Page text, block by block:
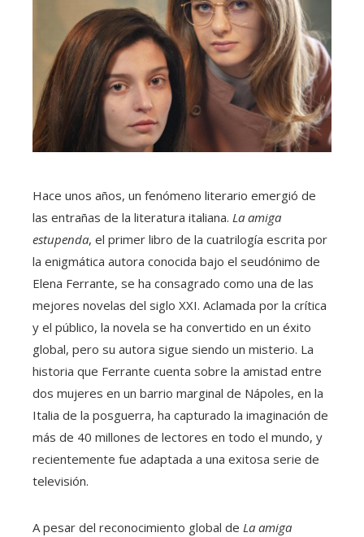
Hace unos años, un fenómeno literario emergió de
las entrañas de la literatura italiana. La amiga
estupenda, el primer libro de la cuatrilogía escrita por
la enigmática autora conocida bajo el seudónimo de
Elena Ferrante, se ha consagrado como una de las
mejores novelas del siglo XXI. Aclamada por la crítica
y el público, la novela se ha convertido en un éxito
global, pero su autora sigue siendo un misterio. La
historia que Ferrante cuenta sobre la amistad entre
dos mujeres en un barrio marginal de Nápoles, en la
Italia de la posguerra, ha capturado la imaginación de
más de 40 millones de lectores en todo el mundo, y
recientemente fue adaptada a una exitosa serie de
televisión.
A pesar del reconocimiento global de La amiga